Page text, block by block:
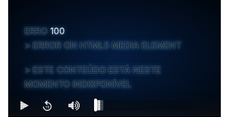
ERRO 100
ERROR ON HTML5 MEDIA ELEMENT
ESTE CONTEÚDO ESTÁ NESTE
MOMENTO INDISPONÍVEL